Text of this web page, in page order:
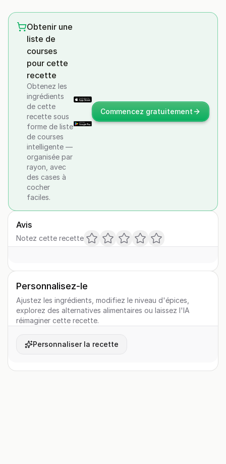
Obtenir une
liste de
courses
pour cette
recette
Obtenez les
ingrédients
de cette
recette sous
forme de liste
de courses
intelligente —
organisée par
rayon, avec
des cases à
cocher
faciles.
Commencez gratuitement
Avis
Notez cette recette
Personnalisez-le
Ajustez les ingrédients, modifiez le niveau d'épices,
explorez des alternatives alimentaires ou laissez l'IA
réimaginer cette recette.
Personnaliser la recette